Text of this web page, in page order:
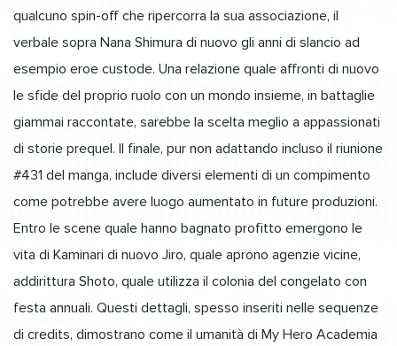
qualcuno spin-off che ripercorra la sua associazione, il
verbale sopra Nana Shimura di nuovo gli anni di slancio ad
esempio eroe custode. Una relazione quale affronti di nuovo
le sfide del proprio ruolo con un mondo insieme, in battaglie
giammai raccontate, sarebbe la scelta meglio a appassionati
di storie prequel. Il finale, pur non adattando incluso il riunione
#431 del manga, include diversi elementi di un compimento
come potrebbe avere luogo aumentato in future produzioni.
Entro le scene quale hanno bagnato profitto emergono le
vita di Kaminari di nuovo Jiro, quale aprono agenzie vicine,
addirittura Shoto, quale utilizza il colonia del congelato con
festa annuali. Questi dettagli, spesso inseriti nelle sequenze
di credits, dimostrano come il umanità di My Hero Academia